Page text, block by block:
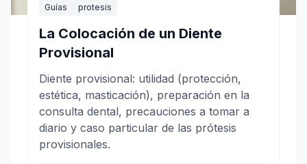
Guías protesis
La Colocación de un Diente
Provisional
Diente provisional: utilidad (protección,
estética, masticación), preparación en la
consulta dental, precauciones a tomar a
diario y caso particular de las prótesis
provisionales.